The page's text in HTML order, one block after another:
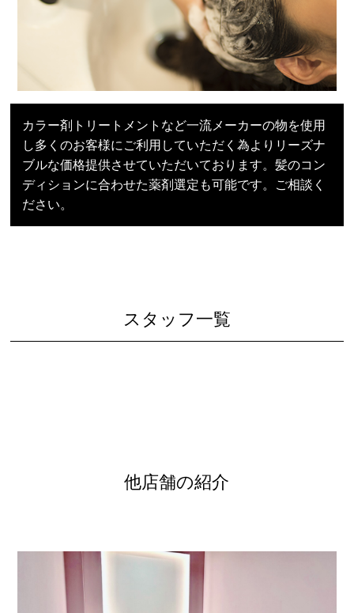
カラー剤トリートメントなど一流メーカーの物を使用
し多くのお客様にご利用していただく為よりリーズナ
ブルな価格提供させていただいております。髪のコン
ディションに合わせた薬剤選定も可能です。ご相談く
ださい。
スタッフ一覧
他店舗の紹介